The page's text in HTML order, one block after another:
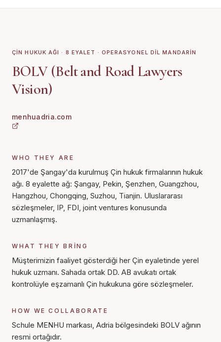
ÇIN HUKUK AĞI · 8 EYALET · OPERASYONEL DIL MANDARIN
BOLV (Belt and Road Lawyers
Vision)
menhuadria.com
WHO THEY ARE
2017'de Şangay'da kurulmuş Çin hukuk firmalarının hukuk
ağı. 8 eyalette ağ: Şangay, Pekin, Şenzhen, Guangzhou,
Hangzhou, Chongqing, Suzhou, Tianjin. Uluslararası
sözleşmeler, IP, FDI, joint ventures konusunda
uzmanlaşmış.
WHAT THEY BRING
Müşterimizin faaliyet gösterdiği her Çin eyaletinde yerel
hukuk uzmanı. Sahada ortak DD. AB avukatı ortak
kontrolüyle eşzamanlı Çin hukukuna göre sözleşmeler.
HOW WE COLLABORATE
Schule MENHU markası, Adria bölgesindeki BOLV ağının
resmi ortağıdır.